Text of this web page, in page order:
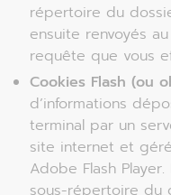
répertoire du
ensuite renvoyés
requête que vous
Cookies Flash (ou
d’informations
terminal par un
site internet et
Adobe Flash
sous-répertoire du